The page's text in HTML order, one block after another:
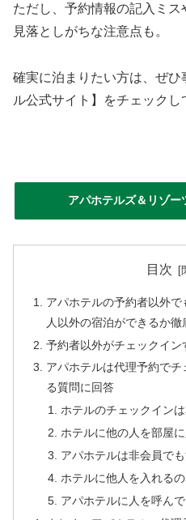
ただし、予約情報の記入ミス
見落としがちな注意点も。
確実に泊まりたい方は、ぜ
ル公式サイト】をチェックし
アパホテルズ＆リゾー
目次
アパホテルの予約者以外
人以外の宿泊ができるか徹
予約者以外がチェックイン
アパホテルは代理予約で
る質問に回答
ホテルのチェックイン
ホテルに他の人を部屋
アパホテルは非会員で
ホテルに他人を入れる
アパホテルに人を呼ん